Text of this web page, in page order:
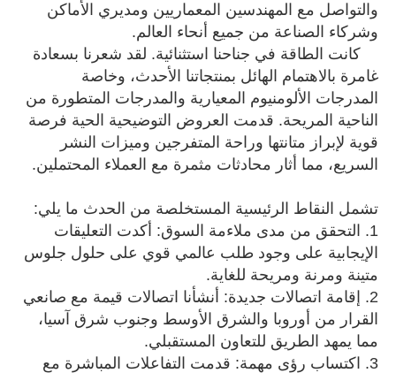
والتواصل مع المهندسين المعماريين ومديري الأماكن
وشركاء الصناعة من جميع أنحاء العالم.
كانت الطاقة في جناحنا استثنائية. لقد شعرنا بسعادة
غامرة بالاهتمام الهائل بمنتجاتنا الأحدث، وخاصة
المدرجات الألومنيوم المعيارية والمدرجات المتطورة من
الناحية المريحة. قدمت العروض التوضيحية الحية فرصة
قوية لإبراز متانتها وراحة المتفرجين وميزات النشر
السريع، مما أثار محادثات مثمرة مع العملاء المحتملين.
تشمل النقاط الرئيسية المستخلصة من الحدث ما يلي:
1. التحقق من مدى ملاءمة السوق: أكدت التعليقات
الإيجابية على وجود طلب عالمي قوي على حلول جلوس
متينة ومرنة ومريحة للغاية.
2. إقامة اتصالات جديدة: أنشأنا اتصالات قيمة مع صانعي
القرار من أوروبا والشرق الأوسط وجنوب شرق آسيا،
مما يمهد الطريق للتعاون المستقبلي.
3. اكتساب رؤى مهمة: قدمت التفاعلات المباشرة مع